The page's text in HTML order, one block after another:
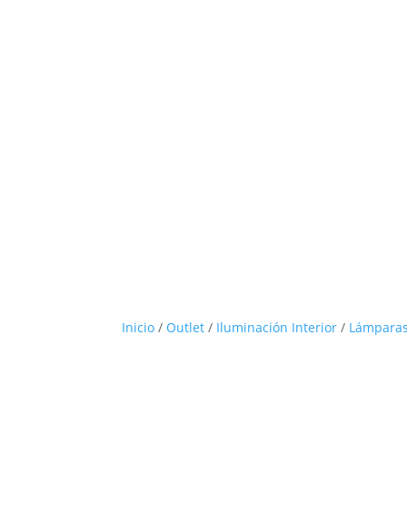
Inicio / Outlet / Iluminación Interior /